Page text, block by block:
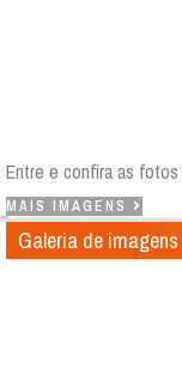
Entre e confira as
MAIS IMAGENS
Galeria de imagens